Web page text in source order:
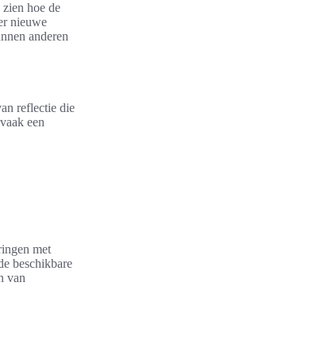
hoe de
nieuwe
anderen
reflectie die
een
met
beschikbare
van